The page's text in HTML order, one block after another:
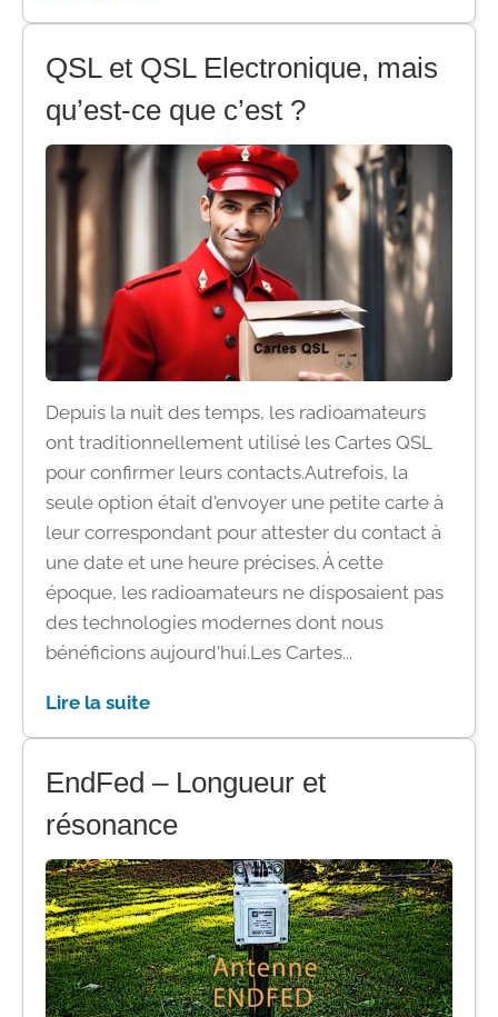
QSL et QSL Electronique, mais
qu’est-ce que c’est ?
Depuis la nuit des temps, les radioamateurs
ont traditionnellement utilisé les Cartes QSL
pour confirmer leurs contacts.Autrefois, la
seule option était d'envoyer une petite carte à
leur correspondant pour attester du contact à
une date et une heure précises. À cette
époque, les radioamateurs ne disposaient pas
des technologies modernes dont nous
bénéficions aujourd'hui.Les Cartes...
Lire la suite
EndFed – Longueur et
résonance